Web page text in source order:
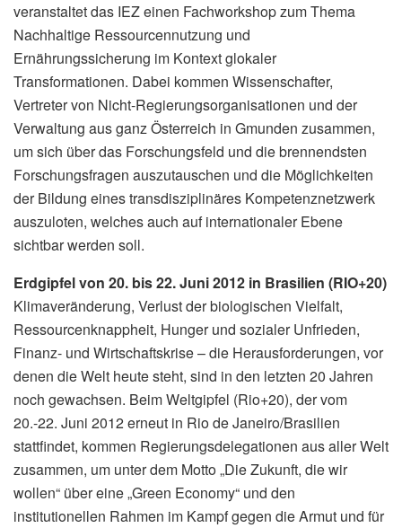
veranstaltet das IEZ einen Fachworkshop zum Thema
Nachhaltige Ressourcennutzung und
Ernährungssicherung im Kontext glokaler
Transformationen. Dabei kommen Wissenschafter,
Vertreter von Nicht-Regierungsorganisationen und der
Verwaltung aus ganz Österreich in Gmunden zusammen,
um sich über das Forschungsfeld und die brennendsten
Forschungsfragen auszutauschen und die Möglichkeiten
der Bildung eines transdisziplinäres Kompetenznetzwerk
auszuloten, welches auch auf internationaler Ebene
sichtbar werden soll.
Erdgipfel von 20. bis 22. Juni 2012 in Brasilien (RIO+20)
Klimaveränderung, Verlust der biologischen Vielfalt,
Ressourcenknappheit, Hunger und sozialer Unfrieden,
Finanz- und Wirtschaftskrise – die Herausforderungen, vor
denen die Welt heute steht, sind in den letzten 20 Jahren
noch gewachsen. Beim Weltgipfel (Rio+20), der vom
20.-22. Juni 2012 erneut in Rio de Janeiro/Brasilien
stattfindet, kommen Regierungsdelegationen aus aller Welt
zusammen, um unter dem Motto „Die Zukunft, die wir
wollen“ über eine „Green Economy“ und den
institutionellen Rahmen im Kampf gegen die Armut und für